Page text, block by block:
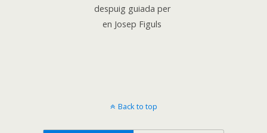
despuig guiada per
en Josep Figuls
Back to top